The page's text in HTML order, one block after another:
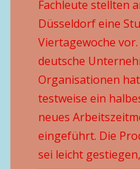
Fachleute stellten
Düsseldorf eine
Viertagewoche vor.
deutsche
Organisationen
testweise ein
neues
eingeführt. Die
sei leicht